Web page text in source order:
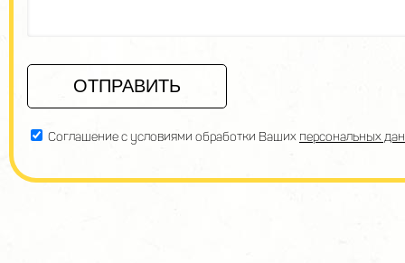
Соглашение с условиями обработки Ваших персональных